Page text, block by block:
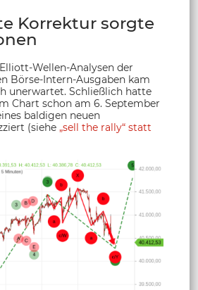
Korrektur sorgte
Wellen-Analysen der
Börse-Intern-Ausgaben kam
unerwartet. Schließlich hatte
Chart schon am 6. September
baldigen neuen
(siehe „sell the rally“ statt